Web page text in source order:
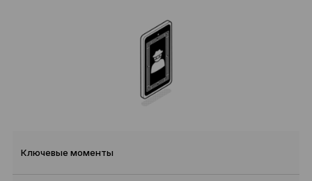
Ключевые моменты